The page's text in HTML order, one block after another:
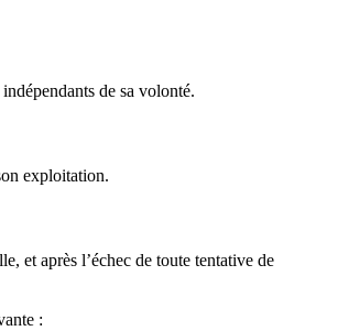
de sa volonté.
exploitation.
et après l’échec de toute tentative de
: